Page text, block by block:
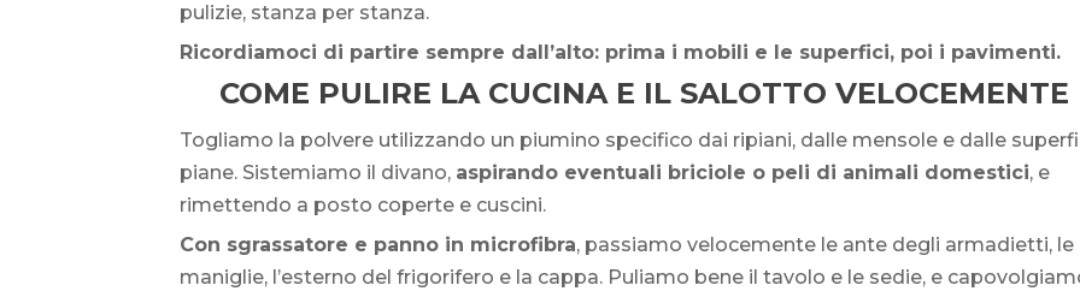
pulizie, stanza per stanza.
Ricordiamoci di partire sempre dall’alto: prima i mobili e le superfici, poi i pavimenti.
COME PULIRE LA CUCINA E IL SALOTTO VELOCEMENTE
Togliamo la polvere utilizzando un piumino specifico dai ripiani, dalle mensole e dalle
piane. Sistemiamo il divano, aspirando eventuali briciole o peli di animali domestici, e
rimettendo a posto coperte e cuscini.
Con sgrassatore e panno in microfibra, passiamo velocemente le ante degli armadietti, le
maniglie, l’esterno del frigorifero e la cappa. Puliamo bene il tavolo e le sedie, e